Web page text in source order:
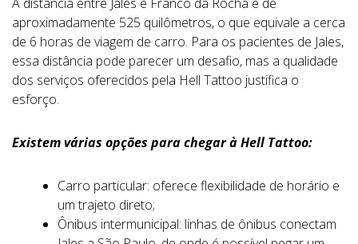
aproximadamente 525 quilômetros, o que equivale a cerca
de 6 horas de viagem de carro. Para os pacientes de Jales,
essa distância pode parecer um desafio, mas a qualidade
dos serviços oferecidos pela Hell Tattoo justifica o
esforço.
Existem várias opções para chegar à Hell Tattoo:
Carro particular: oferece flexibilidade de horário e
um trajeto direto;
Ônibus intermunicipal: linhas de ônibus conectam